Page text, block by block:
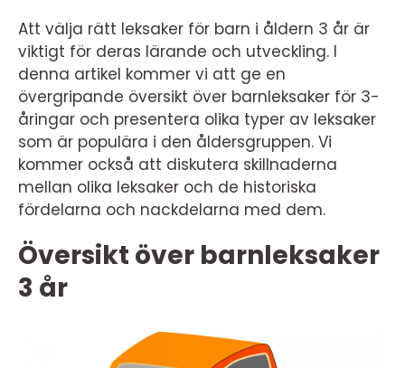
Att välja rätt leksaker för barn i åldern 3 år är
viktigt för deras lärande och utveckling. I
denna artikel kommer vi att ge en
övergripande översikt över barnleksaker för 3-
åringar och presentera olika typer av leksaker
som är populära i den åldersgruppen. Vi
kommer också att diskutera skillnaderna
mellan olika leksaker och de historiska
fördelarna och nackdelarna med dem.
Översikt över barnleksaker
3 år